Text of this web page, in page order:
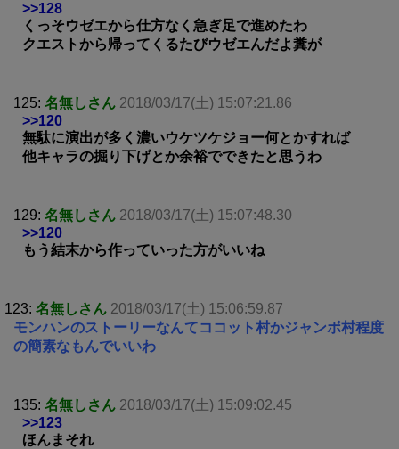
>>128
くっそウゼエから仕方なく急ぎ足で進めたわ
クエストから帰ってくるたびウゼエんだよ糞が
125: 名無しさん 2018/03/17(土) 15:07:21.86
>>120
無駄に演出が多く濃いウケツケジョー何とかすれば
他キャラの掘り下げとか余裕でできたと思うわ
129: 名無しさん 2018/03/17(土) 15:07:48.30
>>120
もう結末から作っていった方がいいね
123: 名無しさん 2018/03/17(土) 15:06:59.87
モンハンのストーリーなんてココット村かジャンボ村程度
の簡素なもんでいいわ
135: 名無しさん 2018/03/17(土) 15:09:02.45
>>123
ほんまそれ